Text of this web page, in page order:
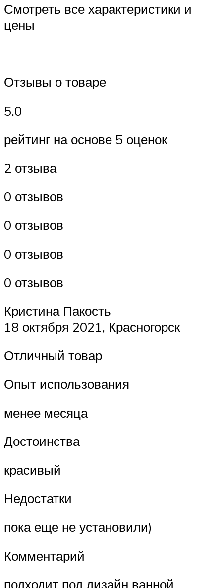
Смотреть все характеристики и
цены
Отзывы о товаре
5.0
рейтинг на основе 5 оценок
2 отзыва
0 отзывов
0 отзывов
0 отзывов
0 отзывов
Кристина Пакость
18 октября 2021, Красногорск
Отличный товар
Опыт использования
менее месяца
Достоинства
красивый
Недостатки
пока еще не установили)
Комментарий
подходит под дизайн ванной